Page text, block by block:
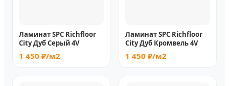
Ламинат SPC Richfloor
City Дуб Серый 4V
1 450 ₽/м2
Ламинат SPC Richfloor
City Дуб Кромвель 4V
1 450 ₽/м2